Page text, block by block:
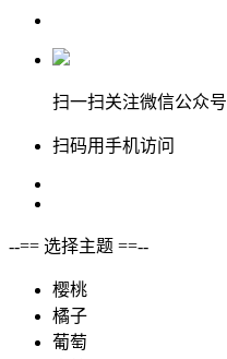
扫一扫关注微信公众号
扫码用手机访问
--== 选择主题 ==--
樱桃
橘子
葡萄